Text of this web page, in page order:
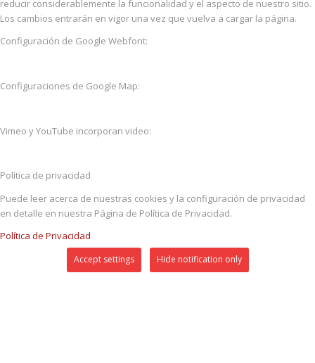
reducir considerablemente la funcionalidad y el aspecto de nuestro sitio.
Los cambios entrarán en vigor una vez que vuelva a cargar la página.
Configuración de Google Webfont:
Configuraciones de Google Map:
Vimeo y YouTube incorporan video:
Política de privacidad
Puede leer acerca de nuestras cookies y la configuración de privacidad
en detalle en nuestra Página de Política de Privacidad.
Política de Privacidad
Accept settings Hide notification only